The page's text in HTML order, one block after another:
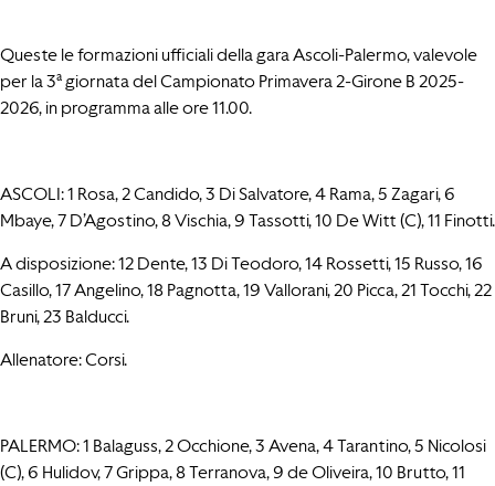
Queste le formazioni ufficiali della gara Ascoli-Palermo, valevole
per la 3ª giornata del Campionato Primavera 2-Girone B 2025-
2026, in programma alle ore 11.00.
ASCOLI: 1 Rosa, 2 Candido, 3 Di Salvatore, 4 Rama, 5 Zagari, 6
Mbaye, 7 D’Agostino, 8 Vischia, 9 Tassotti, 10 De Witt (C), 11 Finotti.
A disposizione: 12 Dente, 13 Di Teodoro, 14 Rossetti, 15 Russo, 16
Casillo, 17 Angelino, 18 Pagnotta, 19 Vallorani, 20 Picca, 21 Tocchi, 22
Bruni, 23 Balducci.
Allenatore: Corsi.
PALERMO: 1 Balaguss, 2 Occhione, 3 Avena, 4 Tarantino, 5 Nicolosi
(C), 6 Hulidov, 7 Grippa, 8 Terranova, 9 de Oliveira, 10 Brutto, 11